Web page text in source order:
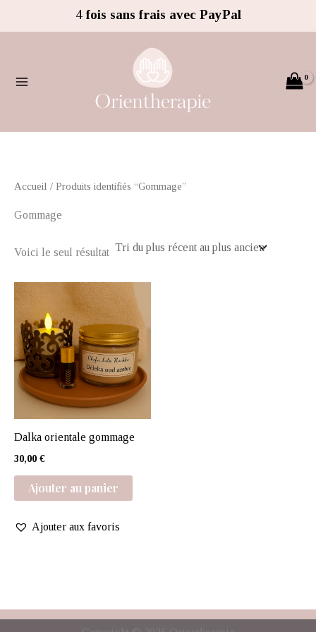
4fois sans frais avec PayPal
Accueil / Produits identifiés “Gommage”
Gommage
Voici le seul résultat
Dalka orientale gommage
30,00 €
Ajouter au panier
Ajouter aux favoris